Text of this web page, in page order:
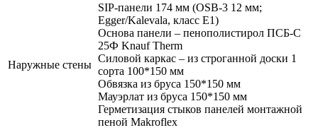
Наружные стены
SIP-панели 174 мм (OSB-3 12 мм;
Egger/Kalevala, класс Е1)
Основа панели – пенополистирол ПСБ-С
25Ф Knauf Therm
Силовой каркас – из строганной доски 1
сорта 100*150 мм
Обвязка из бруса 150*150 мм
Мауэрлат из бруса 150*150 мм
Герметизация стыков панелей монтажной
пеной Makroflex